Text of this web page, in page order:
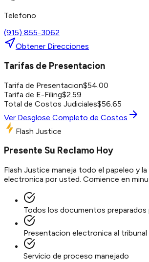
Telefono
(915) 855-3062
Obtener Direcciones
Tarifas de Presentacion
Tarifa de Presentacion$54.00
Tarifa de E-Filing$2.59
Total de Costos Judiciales$56.65
Ver Desglose Completo de Costos
Flash Justice
Presente Su Reclamo Hoy
Flash Justice maneja todo el papeleo y
electronica por usted. Comience en
Todos los documentos preparados
Presentacion electronica al tribunal
Servicio de proceso manejado